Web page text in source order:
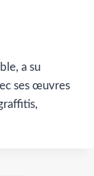
a su
ses œuvres